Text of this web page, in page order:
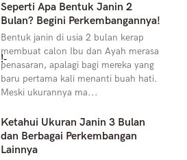
Seperti Apa Bentuk Janin 2
Bulan? Begini Perkembangannya!
Bentuk janin di usia 2 bulan kerap
membuat calon Ibu dan Ayah merasa
penasaran, apalagi bagi mereka yang
baru pertama kali menanti buah hati.
Meski ukurannya ma...
Ketahui Ukuran Janin 3 Bulan
dan Berbagai Perkembangan
Lainnya